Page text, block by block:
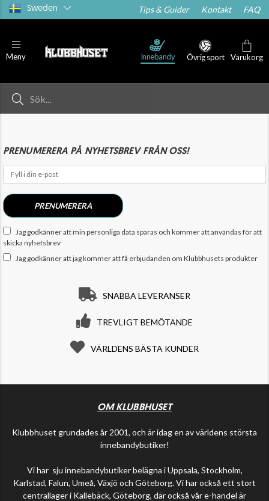
Sweden Tips & Guider Kontakt FAQ
Meny Innebandy Övrig sport Varukorg
PRENUMERERA PÅ NYHETSBREV FRÅN OSS!
PRENUMERERA
Jag godkänner att min personliga data sparas och kommer att användas för att
skicka nyhetsbrev
Jag godkänner att jag kommer att få erbjudanden om Klubbhusets produkter
SNABBA LEVERANSER
TREVLIGT BEMÖTANDE
VÄRLDENS BÄSTA KUNDER
OM KLUBBHUSET
Klubbhuset grundades år 2001, och är idag en av världens största
innebandybutiker!
Vi har sju innebandybutiker belägna i Uppsala, Stockholm,
Karlstad, Falun, Umeå, Växjö och Göteborg. Vi har också ett stort
centrallager i Kallebäck, Göteborg, där också vår e-handel är